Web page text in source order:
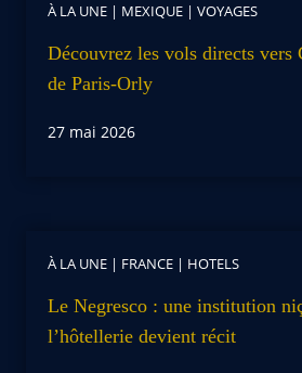
À LA UNE | MEXIQUE | VOYAGES
Découvrez les vols directs vers
de Paris-Orly
27 mai 2026
À LA UNE | FRANCE | HOTELS
Le Negresco : une institution
l’hôtellerie devient récit